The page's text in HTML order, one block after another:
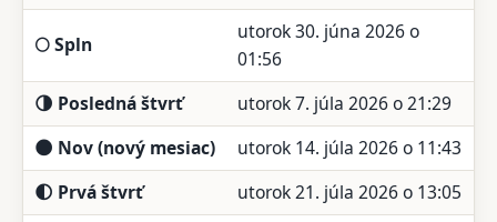
🌕 Spln
utorok 30. júna 2026 o
01:56
🌗 Posledná štvrť
utorok 7. júla 2026 o 21:29
🌑 Nov (nový mesiac)
utorok 14. júla 2026 o 11:43
🌓 Prvá štvrť
utorok 21. júla 2026 o 13:05